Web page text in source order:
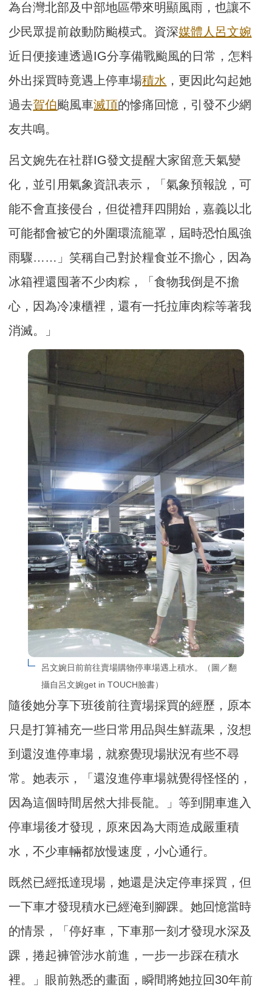
為台灣北部及中部地區帶來明顯風雨，也讓不
少民眾提前啟動防颱模式。資深媒體人 呂文婉
近日便接連透過IG分享備戰颱風的日常，怎料
外出採買時竟遇上停車場積水 ，更因此勾起她
過去賀伯颱風車滅頂的慘痛回憶，引發不少網
友共鳴。
呂文婉先在社群IG發文提醒大家留意天氣變
化，並引用氣象資訊表示，「氣象預報說，可
能不會直接侵台，但從禮拜四開始，嘉義以北
可能都會被它的外圍環流籠罩，屆時恐怕風強
雨驟……」笑稱自己對於糧食並不擔心，因為
冰箱裡還囤著不少肉粽，「食物我倒是不擔
心，因為冷凍櫃裡，還有一托拉庫肉粽等著我
消滅。」
呂文婉日前前往賣場購物停車場遇上積水。（圖／翻
攝自呂文婉get in TOUCH臉書）
隨後她分享下班後前往賣場採買的經歷，原本
只是打算補充一些日常用品與生鮮蔬果，沒想
到還沒進停車場，就察覺現場狀況有些不尋
常。她表示，「還沒進停車場就覺得怪怪的，
因為這個時間居然大排長龍。」等到開車進入
停車場後才發現，原來因為大雨造成嚴重積
水，不少車輛都放慢速度，小心通行。
既然已經抵達現場，她還是決定停車採買，但
一下車才發現積水已經淹到腳踝。她回憶當時
的情景，「停好車，下車那一刻才發現水深及
踝，捲起褲管涉水前進，一步一步踩在積水
裡。」眼前熟悉的畫面，瞬間將她拉回30年前